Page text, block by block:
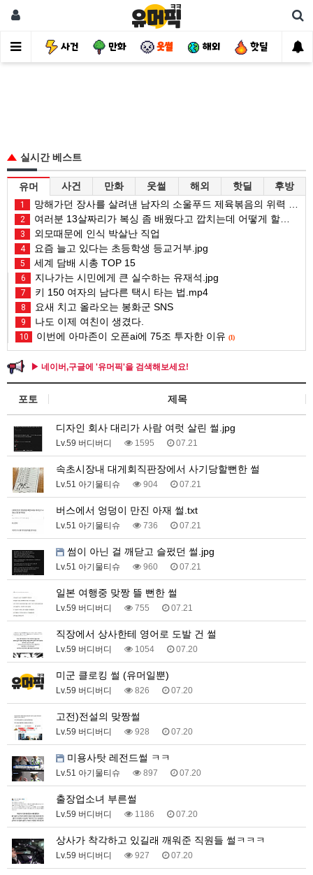
유머 사건 만화 웃썰 해외 핫딜 자
실시간 베스트
유머 사건 만화 웃썰 해외 핫딜 후방
1 망해가던 장사를 살려낸 남자의 소울푸드 제육볶음의 위력 ㅋㅋ
2 여러분 13살짜리가 복싱 좀 배웠다고 깝치는데 어떻게 할까요?
3 외모때문에 인식 박살난 직업
4 요즘 늘고 있다는 초등학생 등교거부.jpg
5 세계 담배 시총 TOP 15
6 지나가는 시민에게 큰 실수하는 유재석.jpg
7 키 150 여자의 남다른 택시 타는 법.mp4
8 요새 치고 올라오는 봉화군 SNS
9 나도 이제 여친이 생겼다.
10 이번에 아마존이 오픈ai에 75조 투자한 이유 (1)
▶ 네이버,구글에 '유머픽'을 검색해보세요!
포토 제목
디자인 회사 대리가 사람 여럿 살린 썰.jpg
Lv.59 버디버디 1595 07.21
속초시장내 대게회직판장에서 사기당할뻔한 썰
Lv.51 아기물티슈 904 07.21
버스에서 엉덩이 만진 아재 썰.txt
Lv.51 아기물티슈 736 07.21
썸이 아닌 걸 깨닫고 슬펐던 썰.jpg
Lv.51 아기물티슈 960 07.21
일본 여행중 맞짱 뜰 뻔한 썰
Lv.59 버디버디 755 07.21
직장에서 상사한테 영어로 도발 건 썰
Lv.59 버디버디 1054 07.20
미군 클로킹 썰 (유머일뿐)
Lv.59 버디버디 826 07.20
고전)전설의 맞짱썰
Lv.59 버디버디 928 07.20
미용사탓 레전드썰 ㅋㅋ
Lv.51 아기물티슈 897 07.20
출장업소녀 부른썰
Lv.59 버디버디 1186 07.20
상사가 착각하고 있길래 깨워준 직원들 썰ㅋㅋㅋ
Lv.59 버디버디 927 07.20